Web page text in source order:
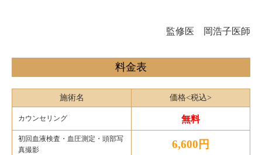
監修医 岡浩子医師
料金表
施術名 価格<税込>
カウンセリング 無料
初回血液検査・血圧測定・頭部写
真撮影
6,600円